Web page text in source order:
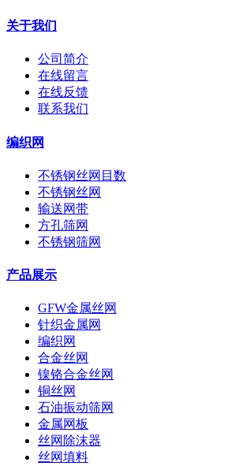
关于我们
公司简介
在线留言
在线反馈
联系我们
编织网
不锈钢丝网目数
不锈钢丝网
输送网带
方孔筛网
不锈钢筛网
产品展示
GFW金属丝网
针织金属网
编织网
合金丝网
镍铬合金丝网
铜丝网
石油振动筛网
金属网板
丝网除沫器
丝网填料